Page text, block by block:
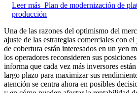
Leer más Plan de modernización de
producción
Una de las razones del optimismo del
ajuste de las estrategias comerciales con
de cobertura están interesados ​​en un yen
los operadores reconsideren sus
informa que cada vez más inversores
largo plazo para maximizar sus
atención se centra ahora en posibles